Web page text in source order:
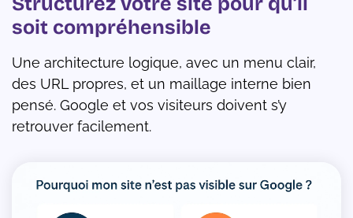
soit compréhensible
Une architecture logique, avec un menu clair,
des URL propres, et un maillage interne bien
pensé. Google et vos visiteurs doivent s’y
retrouver facilement.